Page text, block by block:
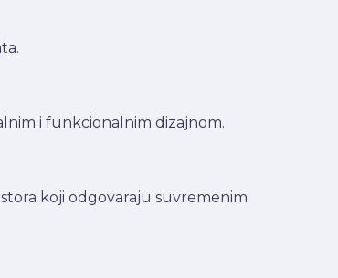
i funkcionalnim dizajnom.
koji odgovaraju suvremenim